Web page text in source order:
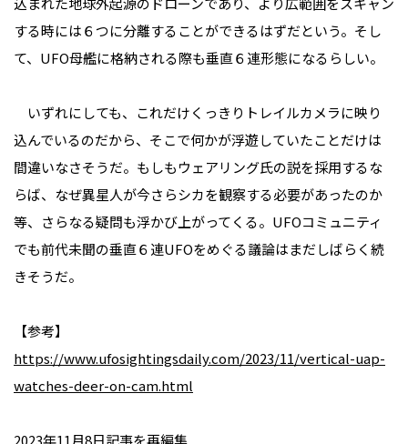
する時には６つに分離することができるはずだという。そし
て、UFO母艦に格納される際も垂直６連形態になるらしい。
いずれにしても、これだけくっきりトレイルカメラに映り
込んでいるのだから、そこで何かが浮遊していたことだけは
間違いなさそうだ。もしもウェアリング氏の説を採用するな
らば、なぜ異星人が今さらシカを観察する必要があったのか
等、さらなる疑問も浮かび上がってくる。UFOコミュニティ
でも前代未聞の垂直６連UFOをめぐる議論はまだしばらく続
きそうだ。
【参考】
https://www.ufosightingsdaily.com/2023/11/vertical-uap-
watches-deer-on-cam.html
2023年11月8日記事を再編集